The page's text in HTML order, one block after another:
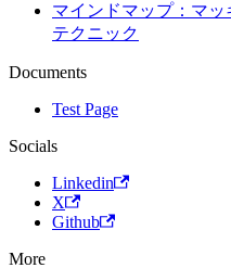
マインドマップ：マ
テクニック
Documents
Test Page
Socials
Linkedin
X
Github
More